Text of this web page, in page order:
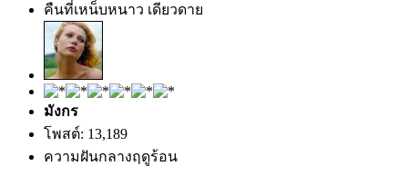
คืนที่เหน็บหนาว เดียวดาย
มังกร
โพสต์: 13,189
ความฝันกลางฤดูร้อน